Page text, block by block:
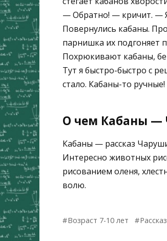
— Обратно! — кричит. —
Повернулись кабаны.
парнишка их подгоняет
Похрюкивают кабаны,
Тут я быстро-быстро с
стало. Кабаны-то ручные!
О чем Кабаны —
Кабаны — рассказ
Интересно животных
рисованием оленя,
волю.
Возраст 7-10 лет